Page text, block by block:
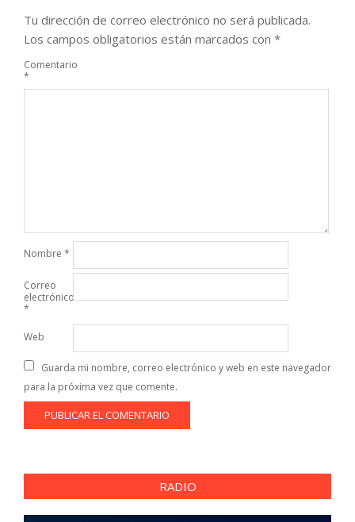
Tu dirección de correo electrónico no será publicada.
Los campos obligatorios están marcados con *
Comentario
*
Nombre *
Correo
electrónico
*
Web
Guarda mi nombre, correo electrónico y web en este navegador
para la próxima vez que comente.
RADIO